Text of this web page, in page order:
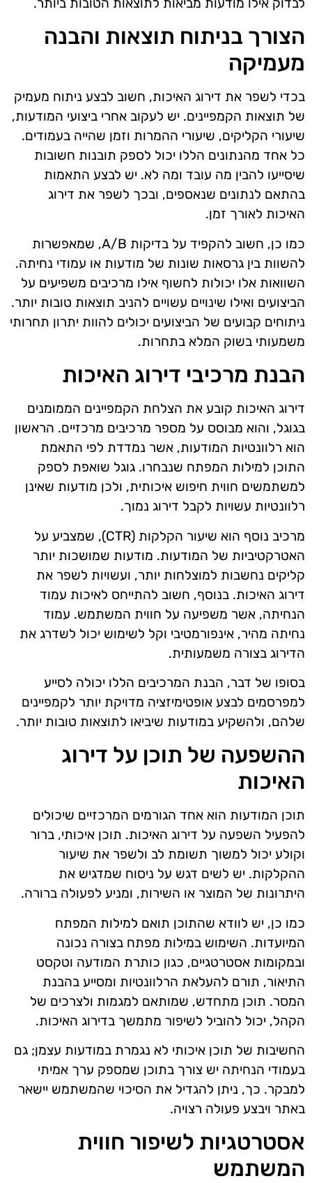
הצורך בניתוח תוצאות והבנה
מעמיקה
בכדי לשפר את דירוג האיכות, חשוב לבצע ניתוח מעמיק
של תוצאות הקמפיינים. יש לעקוב אחרי ביצועי המודעות,
שיעורי הקליקים, שיעורי ההמרות וזמן שהייה בעמודים.
כל אחד מהנתונים הללו יכול לספק תובנות חשובות
שיסייעו להבין מה עובד ומה לא. יש לבצע התאמות
בהתאם לנתונים שנאספים, ובכך לשפר את דירוג
האיכות לאורך זמן.
כמו כן, חשוב להקפיד על בדיקות A/B, שמאפשרות
להשוות בין גרסאות שונות של מודעות או עמודי נחיתה.
השוואות אלו יכולות לחשוף אילו מרכיבים משפיעים על
הביצועים ואילו שינויים עשויים להניב תוצאות טובות יותר.
ניתוחים קבועים של הביצועים יכולים להוות יתרון תחרותי
משמעותי בשוק המלא בתחרות.
הבנת מרכיבי דירוג האיכות
דירוג האיכות קובע את הצלחת הקמפיינים הממומנים
בגוגל, והוא מבוסס על מספר מרכיבים מרכזיים. הראשון
הוא רלוונטיות המודעות, אשר נמדדת לפי התאמת
התוכן למילות המפתח שנבחרו. גוגל שואפת לספק
למשתמשים חווית חיפוש איכותית, ולכן מודעות שאינן
רלוונטיות עשויות לקבל דירוג נמוך.
מרכיב נוסף הוא שיעור הקלקות (CTR), שמצביע על
האטרקטיביות של המודעות. מודעות שמושכות יותר
קליקים נחשבות למוצלחות יותר, ועשויות לשפר את
דירוג האיכות. בנוסף, חשוב להתייחס לאיכות עמוד
הנחיתה, אשר משפיעה על חווית המשתמש. עמוד
נחיתה מהיר, אינפורמטיבי וקל לשימוש יכול לשדרג את
הדירוג בצורה משמעותית.
בסופו של דבר, הבנת המרכיבים הללו יכולה לסייע
למפרסמים לבצע אופטימיזציה מדויקת יותר לקמפיינים
שלהם, ולהשקיע במודעות שיביאו לתוצאות טובות יותר.
ההשפעה של תוכן על דירוג
האיכות
תוכן המודעות הוא אחד הגורמים המרכזיים שיכולים
להפעיל השפעה על דירוג האיכות. תוכן איכותי, ברור
וקולע יכול למשוך תשומת לב ולשפר את שיעור
ההקלקות. יש לשים דגש על ניסוח שמדגיש את
היתרונות של המוצר או השירות, ומניע לפעולה ברורה.
כמו כן, יש לוודא שהתוכן תואם למילות המפתח
המיועדות. השימוש במילות מפתח בצורה נכונה
ובמקומות אסטרטגיים, כגון כותרת המודעה וטקסט
התיאור, תורם להעלאת הרלוונטיות ומסייע בהבנת
המסר. תוכן מתחדש, שמותאם למגמות ולצרכים של
הקהל, יכול להוביל לשיפור מתמשך בדירוג האיכות.
החשיבות של תוכן איכותי לא נגמרת במודעות עצמן; גם
בעמודי הנחיתה יש צורך בתוכן שמספק ערך אמיתי
למבקר. כך, ניתן להגדיל את הסיכוי שהמשתמש יישאר
באתר ויבצע פעולה רצויה.
אסטרטגיות לשיפור חווית
המשתמש